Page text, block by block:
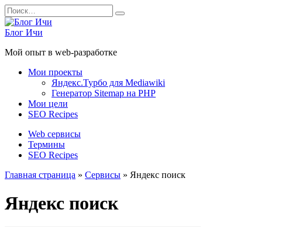
Перейти
к
содержанию
Search
for:
Блог Ичи
Мой опыт в web-разработке
Мои проекты
Яндекс.Турбо для Mediawiki
Генератор Sitemap на PHP
Мои цели
SEO Recipes
Web сервисы
Термины
SEO Recipes
Главная страница » Сервисы » Яндекс поиск
Яндекс поиск